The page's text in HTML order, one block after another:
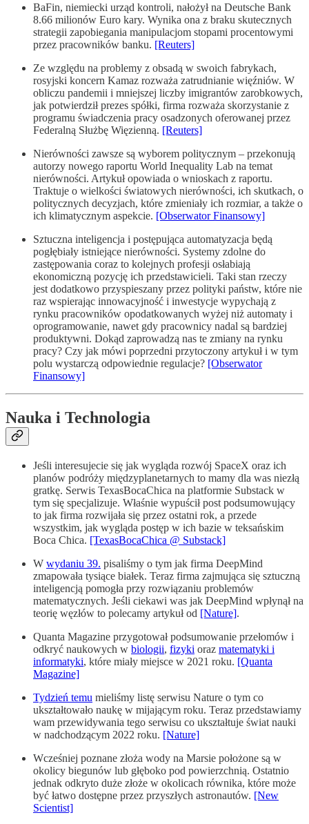
BaFin, niemiecki urząd kontroli, nałożył na Deutsche Bank
8.66 milionów Euro kary. Wynika ona z braku skutecznych
strategii zapobiegania manipulacjom stopami procentowymi
przez pracowników banku. [Reuters]
Ze względu na problemy z obsadą w swoich fabrykach,
rosyjski koncern Kamaz rozważa zatrudnianie więźniów. W
obliczu pandemii i mniejszej liczby imigrantów zarobkowych,
jak potwierdził prezes spółki, firma rozważa skorzystanie z
programu świadczenia pracy osadzonych oferowanej przez
Federalną Służbę Więzienną. [Reuters]
Nierówności zawsze są wyborem politycznym – przekonują
autorzy nowego raportu World Inequality Lab na temat
nierówności. Artykuł opowiada o wnioskach z raportu.
Traktuje o wielkości światowych nierówności, ich skutkach, o
politycznych decyzjach, które zmieniały ich rozmiar, a także o
ich klimatycznym aspekcie. [Obserwator Finansowy]
Sztuczna inteligencja i postępująca automatyzacja będą
pogłębiały istniejące nierówności. Systemy zdolne do
zastępowania coraz to kolejnych profesji osłabiają
ekonomiczną pozycję ich przedstawicieli. Taki stan rzeczy
jest dodatkowo przyspieszany przez polityki państw, które nie
raz wspierając innowacyjność i inwestycje wypychają z
rynku pracowników opodatkowanych wyżej niż automaty i
oprogramowanie, nawet gdy pracownicy nadal są bardziej
produktywni. Dokąd zaprowadzą nas te zmiany na rynku
pracy? Czy jak mówi poprzedni przytoczony artykuł i w tym
polu wystarczą odpowiednie regulacje? [Obserwator
Finansowy]
Nauka i Technologia
Jeśli interesujecie się jak wygląda rozwój SpaceX oraz ich
planów podróży międzyplanetarnych to mamy dla was niezłą
gratkę. Serwis TexasBocaChica na platformie Substack w
tym się specjalizuje. Właśnie wypuścił post podsumowujący
to jak firma rozwijała się przez ostatni rok, a przede
wszystkim, jak wygląda postęp w ich bazie w teksańskim
Boca Chica. [TexasBocaChica @ Substack]
W wydaniu 39. pisaliśmy o tym jak firma DeepMind
zmapowała tysiące białek. Teraz firma zajmująca się sztuczną
inteligencją pomogła przy rozwiązaniu problemów
matematycznych. Jeśli ciekawi was jak DeepMind wpłynął na
teorię węzłów to polecamy artykuł od [Nature].
Quanta Magazine przygotował podsumowanie przełomów i
odkryć naukowych w biologii, fizyki oraz matematyki i
informatyki, które miały miejsce w 2021 roku. [Quanta
Magazine]
Tydzień temu mieliśmy listę serwisu Nature o tym co
ukształtowało naukę w mijającym roku. Teraz przedstawiamy
wam przewidywania tego serwisu co ukształtuje świat nauki
w nadchodzącym 2022 roku. [Nature]
Wcześniej poznane złoża wody na Marsie położone są w
okolicy biegunów lub głęboko pod powierzchnią. Ostatnio
jednak odkryto duże złoże w okolicach równika, które może
być łatwo dostępne przez przyszłych astronautów. [New
Scientist]